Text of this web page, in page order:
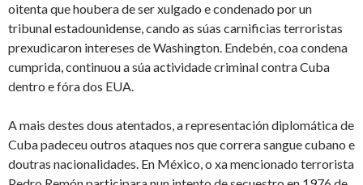
oitenta que houbera de ser xulgado e condenado por un
tribunal estadounidense, cando as súas carnificias terroristas
prexudicaron intereses de Washington. Endebén, coa condena
cumprida, continuou a súa actividade criminal contra Cuba
dentro e fóra dos EUA.
A mais destes dous atentados, a representación diplomática de
Cuba padeceu outros ataques nos que correra sangue cubano e
doutras nacionalidades. En México, o xa mencionado terrorista